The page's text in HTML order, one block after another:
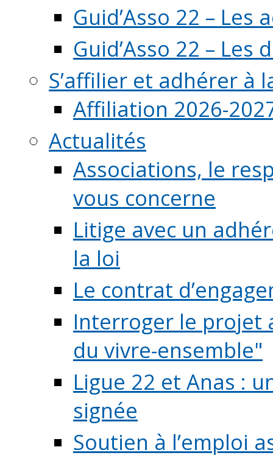
Guid’Asso 22 –
Guid’Asso 22 – Les
S’affilier et adhérer à
Affiliation 2026-
Actualités
Associations, le
vous concerne
Litige avec un
la loi
Le contrat
Interroger le projet
du vivre-ensemble"
Ligue 22 et Anas :
signée
Soutien à l’emploi